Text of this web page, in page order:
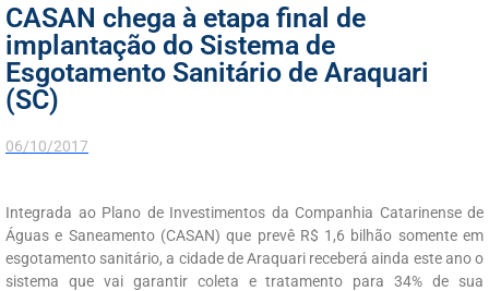
CASAN chega à etapa final de
implantação do Sistema de
Esgotamento Sanitário de Araquari
(SC)
06/10/2017
Integrada ao Plano de Investimentos da Companhia Catarinense de
Águas e Saneamento (CASAN) que prevê R$ 1,6 bilhão somente em
esgotamento sanitário, a cidade de Araquari receberá ainda este ano o
sistema que vai garantir coleta e tratamento para 34% de sua